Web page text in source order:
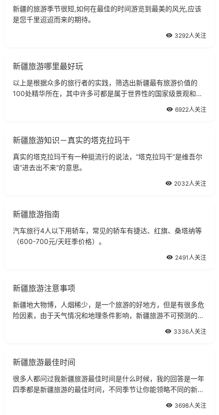
新疆的旅游季节很短,如何在最佳的时间游览到最美的风光,应该
是您千里迢迢而来的期待。
3292人关注
新疆旅游哪里最好玩
以上是根据众多的旅行者的实践，筛选出新疆最有旅游价值的
100处精华所在，其中许多可都是属于世界性的国家级景观和保
6922人关注
新疆旅游知识－真实的塔克拉玛干
真实的塔克拉玛干有一种挺流行的说法，“塔克拉玛干”是维吾尔
语“进去出不来”的意思。
2032人关注
新疆旅游指南
汽车旅行4人以下用轿车，常见的轿车有捷达、红旗、桑塔纳等
（600-700元/天旺季价格）。
2491人关注
新疆旅游注意事项
新疆地大物博，人烟稀少，是一个旅游的好地方，但是有很多危
险因素，由于天气情况和地理条件影响，新疆旅游不可预测的因
3336人关注
新疆旅游最佳时间
很多人都问过我新疆旅游最佳时间是什么时候，我的回答是一年
四季都是新疆旅游的最佳时间，不同季节让你能领略不同的新
3698人关注